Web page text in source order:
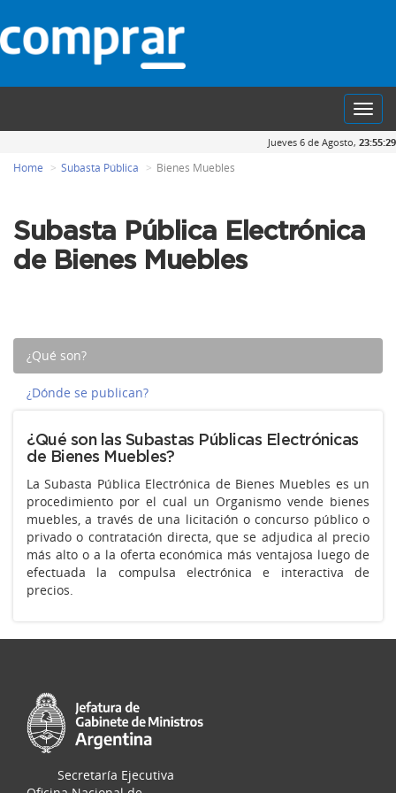
Jueves 6 de Agosto, 23:55:29
Home Subasta Pública Bienes Muebles
Subasta Pública Electrónica
de Bienes Muebles
¿Qué son?
¿Dónde se publican?
¿Qué son las Subastas Públicas Electrónicas
de Bienes Muebles?
La Subasta Pública Electrónica de Bienes Muebles es un
procedimiento por el cual un Organismo vende bienes
muebles, a través de una licitación o concurso público o
privado o contratación directa, que se adjudica al precio
más alto o a la oferta económica más ventajosa luego de
efectuada la compulsa electrónica e interactiva de
precios.
Secretaría Ejecutiva